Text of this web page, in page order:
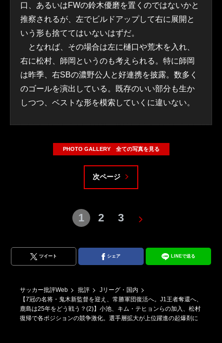
口、あるいはFWの鈴木優磨を置くのではないかと
推察されるが、左でビルドアップして右に展開と
いう形も捨ててはいないはずだ。
となれば、その場合は左に樋口や荒木を入れ、
右に松村、師岡というのも考えられる。特に師岡
は昨季、右SBの濃野公人と好連携を披露。数多く
のゴールを演出している。既存のいい部分も生か
しつつ、ベストな形を模索していくに違いない。
PHOTO GALLERY 全ての写真を見る
次ページ
1 2 3
ツイート シェア LINEで送る
サッカー批評Web 批評
Jリーグ・国内
【7冠の名将・鬼木新監督を迎え、常勝軍団復活へ。J1王者奪還へ、
鹿島は25年をどう戦う？(2)】小池、キム・テヒョンらの加入、松村
復帰で各ポジションの競争激化。選手層拡大が上位躍進の起爆剤に